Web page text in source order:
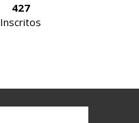
427
Inscritos